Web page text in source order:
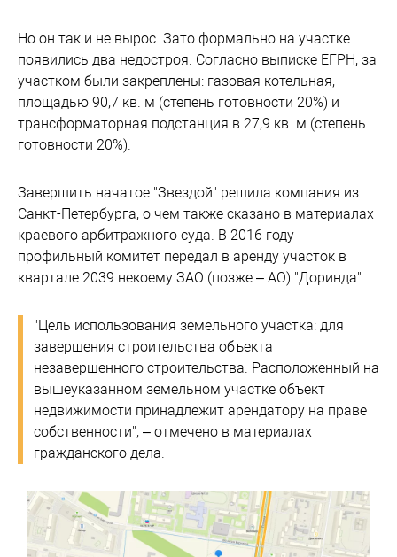
Но он так и не вырос. Зато формально на участке
появились два недостроя. Согласно выписке ЕГРН, за
участком были закреплены: газовая котельная,
площадью 90,7 кв. м (степень готовности 20%) и
трансформаторная подстанция в 27,9 кв. м (степень
готовности 20%).
Завершить начатое "Звездой" решила компания из
Санкт-Петербурга, о чем также сказано в материалах
краевого арбитражного суда. В 2016 году
профильный комитет передал в аренду участок в
квартале 2039 некоему ЗАО (позже – АО) "Доринда".
"Цель использования земельного участка: для
завершения строительства объекта
незавершенного строительства. Расположенный на
вышеуказанном земельном участке объект
недвижимости принадлежит арендатору на праве
собственности", – отмечено в материалах
гражданского дела.